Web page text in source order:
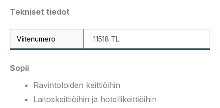
Tekniset tiedot
Viitenumero 11518 TL
Sopii
Ravintoloiden keittiöihin
Laitoskeittiöihin ja hotellikeittiöihin